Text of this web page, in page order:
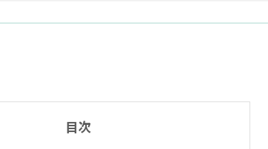
目次